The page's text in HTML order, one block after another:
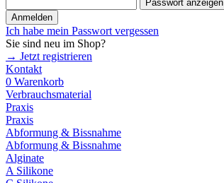
Passwort anzeigen
Anmelden
Ich habe mein Passwort vergessen
Sie sind neu im Shop?
→ Jetzt registrieren
Kontakt
0 Warenkorb
Verbrauchsmaterial
Praxis
Praxis
Abformung & Bissnahme
Abformung & Bissnahme
Alginate
A Silikone